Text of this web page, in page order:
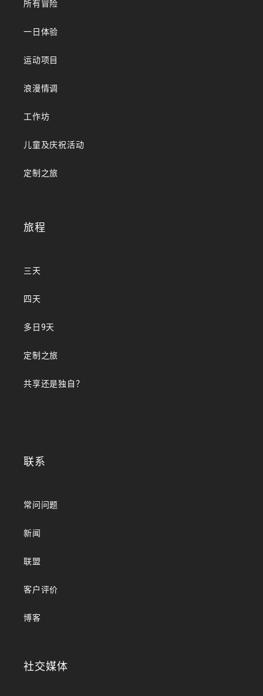
所有冒险
一日体验
运动项目
浪漫情调
工作坊
儿童及庆祝活动
定制之旅
旅程
三天
四天
多日9天
定制之旅
共享还是独自？
联系
常问问题
新闻
联盟
客户评价
博客
社交媒体